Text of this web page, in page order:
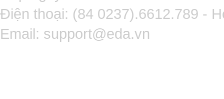
Điện thoại: (84 0237).6612.789 -
Email: support@eda.vn